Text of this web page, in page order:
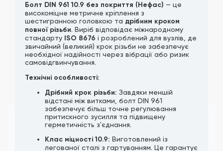
Болт DIN 961 10.9 без покриття (Нефас) — це
високоміцне метричне кріплення з
шестигранною головкою та дрібним кроком
повної різьби. Виріб відповідає міжнародному
стандарту ISO 8676 і розроблений для вузлів, де
звичайний (великий) крок різьби не забезпечує
необхідної надійності через вібрації або ризик
самовідгвинчування.
Технічні особливості:
Дрібний крок різьби: Завдяки меншій
відстані між витками, болт DIN 961
забезпечує більш точне регулювання
притискного зусилля та підвищену
герметичність з'єднання.
Клас міцності 10.9: Виготовлений із
легованої сталі з гартуванням. Це гарантує